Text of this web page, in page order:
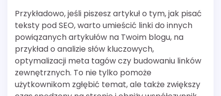
Przykładowo, jeśli piszesz artykuł o tym, jak pisać
teksty pod SEO, warto umieścić linki do innych
powiązanych artykułów na Twoim blogu, na
przykład o analizie słów kluczowych,
optymalizacji meta tagów czy budowaniu linków
zewnętrznych. To nie tylko pomoże
użytkownikom zgłębić temat, ale także zwiększy